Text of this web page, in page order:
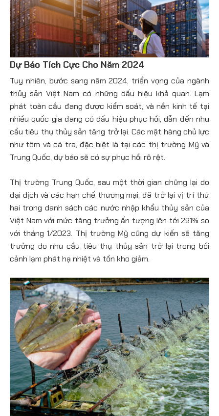
Dự Báo Tích Cực Cho Năm 2024
Tuy nhiên, bước sang năm 2024, triển vọng của ngành
thủy sản Việt Nam có những dấu hiệu khả quan. Lạm
phát toàn cầu đang được kiểm soát, và nền kinh tế tại
nhiều quốc gia đang có dấu hiệu phục hồi, dẫn đến nhu
cầu tiêu thụ thủy sản tăng trở lại. Các mặt hàng chủ lực
như tôm và cá tra, đặc biệt là tại các thị trường Mỹ và
Trung Quốc, dự báo sẽ có sự phục hồi rõ rệt​.
Thị trường Trung Quốc, sau một thời gian chững lại do
đại dịch và các hạn chế thương mại, đã trở lại vị trí thứ
hai trong danh sách các nước nhập khẩu thủy sản của
Việt Nam với mức tăng trưởng ấn tượng lên tới 291% so
với tháng 1/2023​. Thị trường Mỹ cũng dự kiến sẽ tăng
trưởng do nhu cầu tiêu thụ thủy sản trở lại trong bối
cảnh lạm phát hạ nhiệt và tồn kho giảm​.